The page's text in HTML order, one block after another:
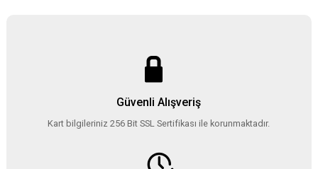
Güvenli Alışveriş
Kart bilgileriniz 256 Bit SSL Sertifikası ile korunmaktadır.